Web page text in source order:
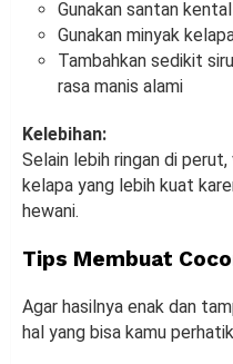
Gunakan santan
Gunakan minyak
Tambahkan sedikit
rasa manis alami
Kelebihan:
Selain lebih ringan di
kelapa yang lebih kuat
hewani.
Tips Membuat
Agar hasilnya enak dan
hal yang bisa kamu